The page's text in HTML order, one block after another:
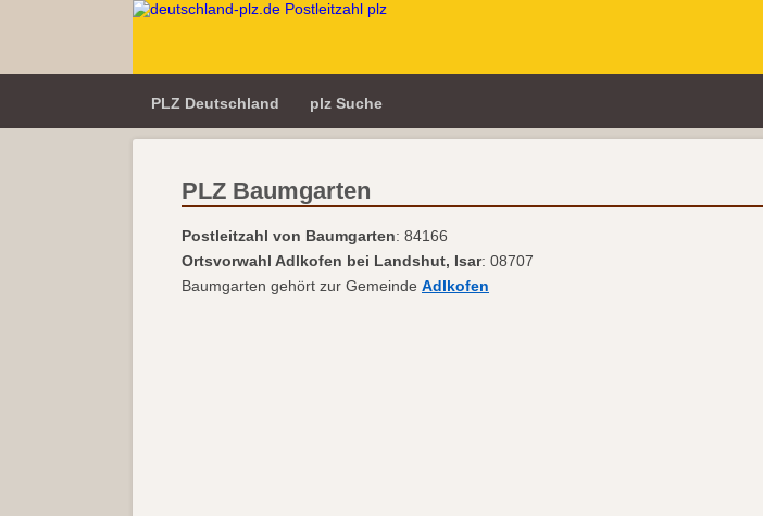
PLZ Deutschland plz Suche
PLZ Baumgarten
Postleitzahl von Baumgarten: 84166
Ortsvorwahl Adlkofen bei Landshut, Isar: 08707
Baumgarten gehört zur Gemeinde Adlkofen